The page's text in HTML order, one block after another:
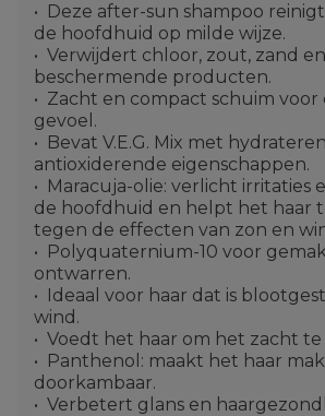
Deze after-sun shampoo
de hoofdhuid op milde wijze.
Verwijdert chloor, zout, zand en
beschermende producten.
Zacht en compact schuim voor
gevoel.
Bevat V.E.G. Mix met
antioxiderende eigenschappen.
Maracuja-olie: verlicht irritaties
de hoofdhuid en helpt het haar
tegen de effecten van zon en
Polyquaternium-10 voor
ontwarren.
Ideaal voor haar dat is
wind.
Voedt het haar om het zacht
Panthenol: maakt het haar
doorkambaar.
Verbetert glans en